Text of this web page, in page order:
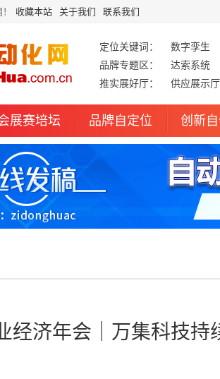
收藏本站 关于我们 联系我们
定位关键词： 数字孪生
品牌专题区：
达索系统
推实展好厅：
供应展示厅
展赛培坛 品牌自定位 创新
经济年会｜万集科技